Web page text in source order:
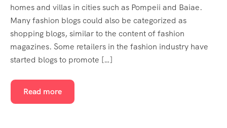
homes and villas in cities such as Pompeii and Baiae.
Many fashion blogs could also be categorized as
shopping blogs, similar to the content of fashion
magazines. Some retailers in the fashion industry have
started blogs to promote […]
Read more